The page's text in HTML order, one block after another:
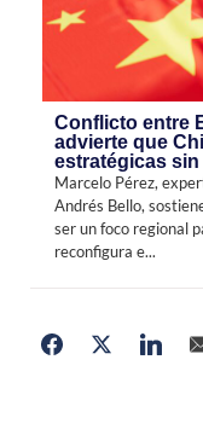
Conflicto entre
advierte que
estratégicas
Marcelo Pérez,
Andrés Bello,
ser un foco regional
reconfigura e...